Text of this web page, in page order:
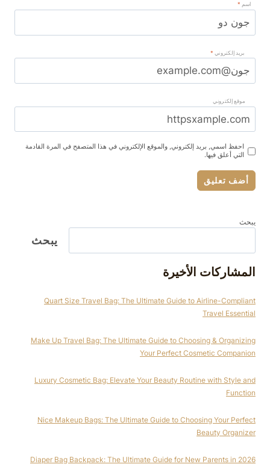
اسم *
بريد إلكتروني *
موقع إلكتروني
احفظ اسمي, بريد إلكتروني, والموقع الإلكتروني في هذا المتصفح في المرة القادمة
التي أعلق فيها.
يبحث
يبحث
المشاركات الأخيرة
Quart Size Travel Bag: The Ultimate Guide to Airline-Compliant
Travel Essential
Make Up Travel Bag: The Ultimate Guide to Choosing & Organizing
Your Perfect Cosmetic Companion
Luxury Cosmetic Bag: Elevate Your Beauty Routine with Style and
Function
Nice Makeup Bags: The Ultimate Guide to Choosing Your Perfect
Beauty Organizer
Diaper Bag Backpack: The Ultimate Guide for New Parents in 2026